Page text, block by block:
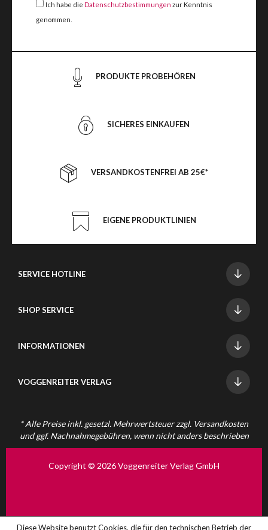
Ich habe die Datenschutzbestimmungen zur Kenntnis
genommen.
PRODUKTE PROBEHÖREN
SICHERES EINKAUFEN
VERSANDKOSTENFREI AB 25€*
EIGENE PRODUKTLINIEN
SERVICE HOTLINE
SHOP SERVICE
INFORMATIONEN
VOGGENREITER VERLAG
* Alle Preise inkl. gesetzl. Mehrwertsteuer zzgl. Versandkosten
und ggf. Nachnahmegebühren, wenn nicht anders beschrieben
Copyright © 2026 Voggenreiter Verlag GmbH
Diese Website benutzt Cookies, die für den technischen Betrieb der